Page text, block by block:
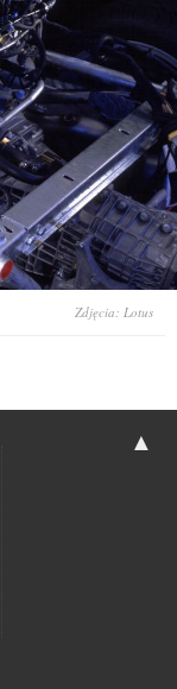
Zdjęcia: Lotus
▲